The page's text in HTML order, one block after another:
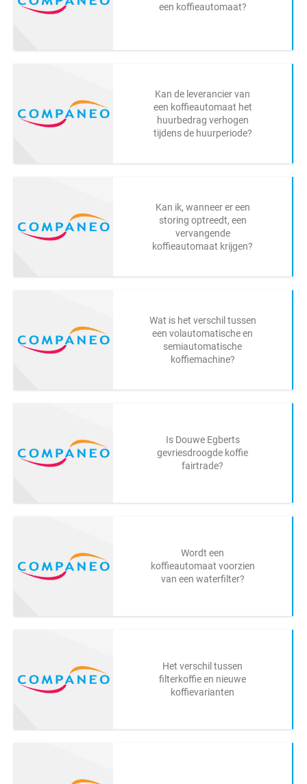
een koffieautomaat?
Kan de leverancier van
een koffieautomaat het
huurbedrag verhogen
tijdens de huurperiode?
Kan ik, wanneer er een
storing optreedt, een
vervangende
koffieautomaat krijgen?
Wat is het verschil tussen
een volautomatische en
semiautomatische
koffiemachine?
Is Douwe Egberts
gevriesdroogde koffie
fairtrade?
Wordt een
koffieautomaat voorzien
van een waterfilter?
Het verschil tussen
filterkoffie en nieuwe
koffievarianten